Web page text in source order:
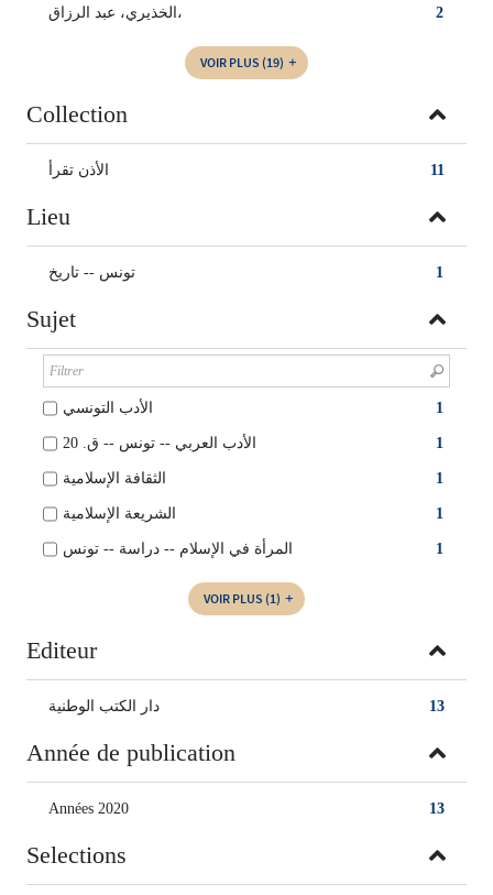
2 الخذيري، عبد الرزاق،
VOIR PLUS (19)
Collection
11 الأذن تقرأ
Lieu
1 تونس -- تاريخ
Sujet
1 الأدب التونسي
1 الأدب العربي‏ -- ‏تونس‏ -- ‏ق. 20‏
1 الثقافة الإسلامية
1 الشريعة الإسلامية
1 المرأة في الإسلام -- دراسة -- تونس
VOIR PLUS (1)
Editeur
13 دار الكتب الوطنية
Année de publication
13
Années 2020
Selections